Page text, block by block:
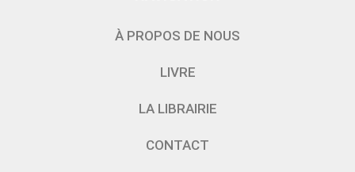
À PROPOS DE NOUS
LIVRE
LA LIBRAIRIE
CONTACT